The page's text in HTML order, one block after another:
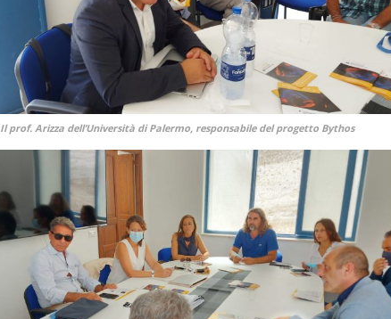
Il prof. Arizza dell’Università di Palermo, responsabile del progetto Bythos